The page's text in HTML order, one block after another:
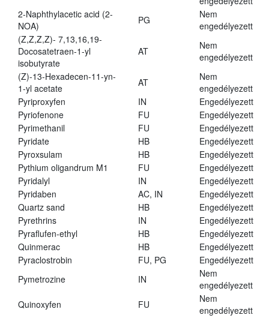
2-Naphthylacetic acid (2-
NOA)
PG
Nem
engedélyezett
(Z,Z,Z,Z)- 7,13,16,19-
Docosatetraen-1-yl
isobutyrate
AT
Nem
engedélyezett
(Z)-13-Hexadecen-11-yn-
1-yl acetate
AT
Nem
engedélyezett
Pyriproxyfen
IN
Engedélyezett
Pyriofenone
FU
Engedélyezett
Pyrimethanil
FU
Engedélyezett
Pyridate
HB
Engedélyezett
Pyroxsulam
HB
Engedélyezett
Pythium oligandrum M1
FU
Engedélyezett
Pyridalyl
IN
Engedélyezett
Pyridaben
AC, IN
Engedélyezett
Quartz sand
HB
Engedélyezett
Pyrethrins
IN
Engedélyezett
Pyraflufen-ethyl
HB
Engedélyezett
Quinmerac
HB
Engedélyezett
Pyraclostrobin
FU, PG
Engedélyezett
Pymetrozine
IN
Nem
engedélyezett
Quinoxyfen
FU
Nem
engedélyezett